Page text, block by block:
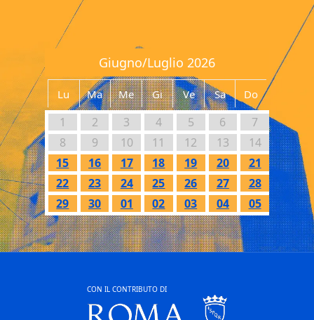
Giugno/Luglio 2026
Lu Ma Me Gi Ve Sa Do
1 2 3 4 5 6
7
8
9 10 11 12 13
14
15
16 17 18 19 20
21
22
23 24 25 26 27
28
29
30 01 02 03 04 05
CON IL CONTRIBUTO DI